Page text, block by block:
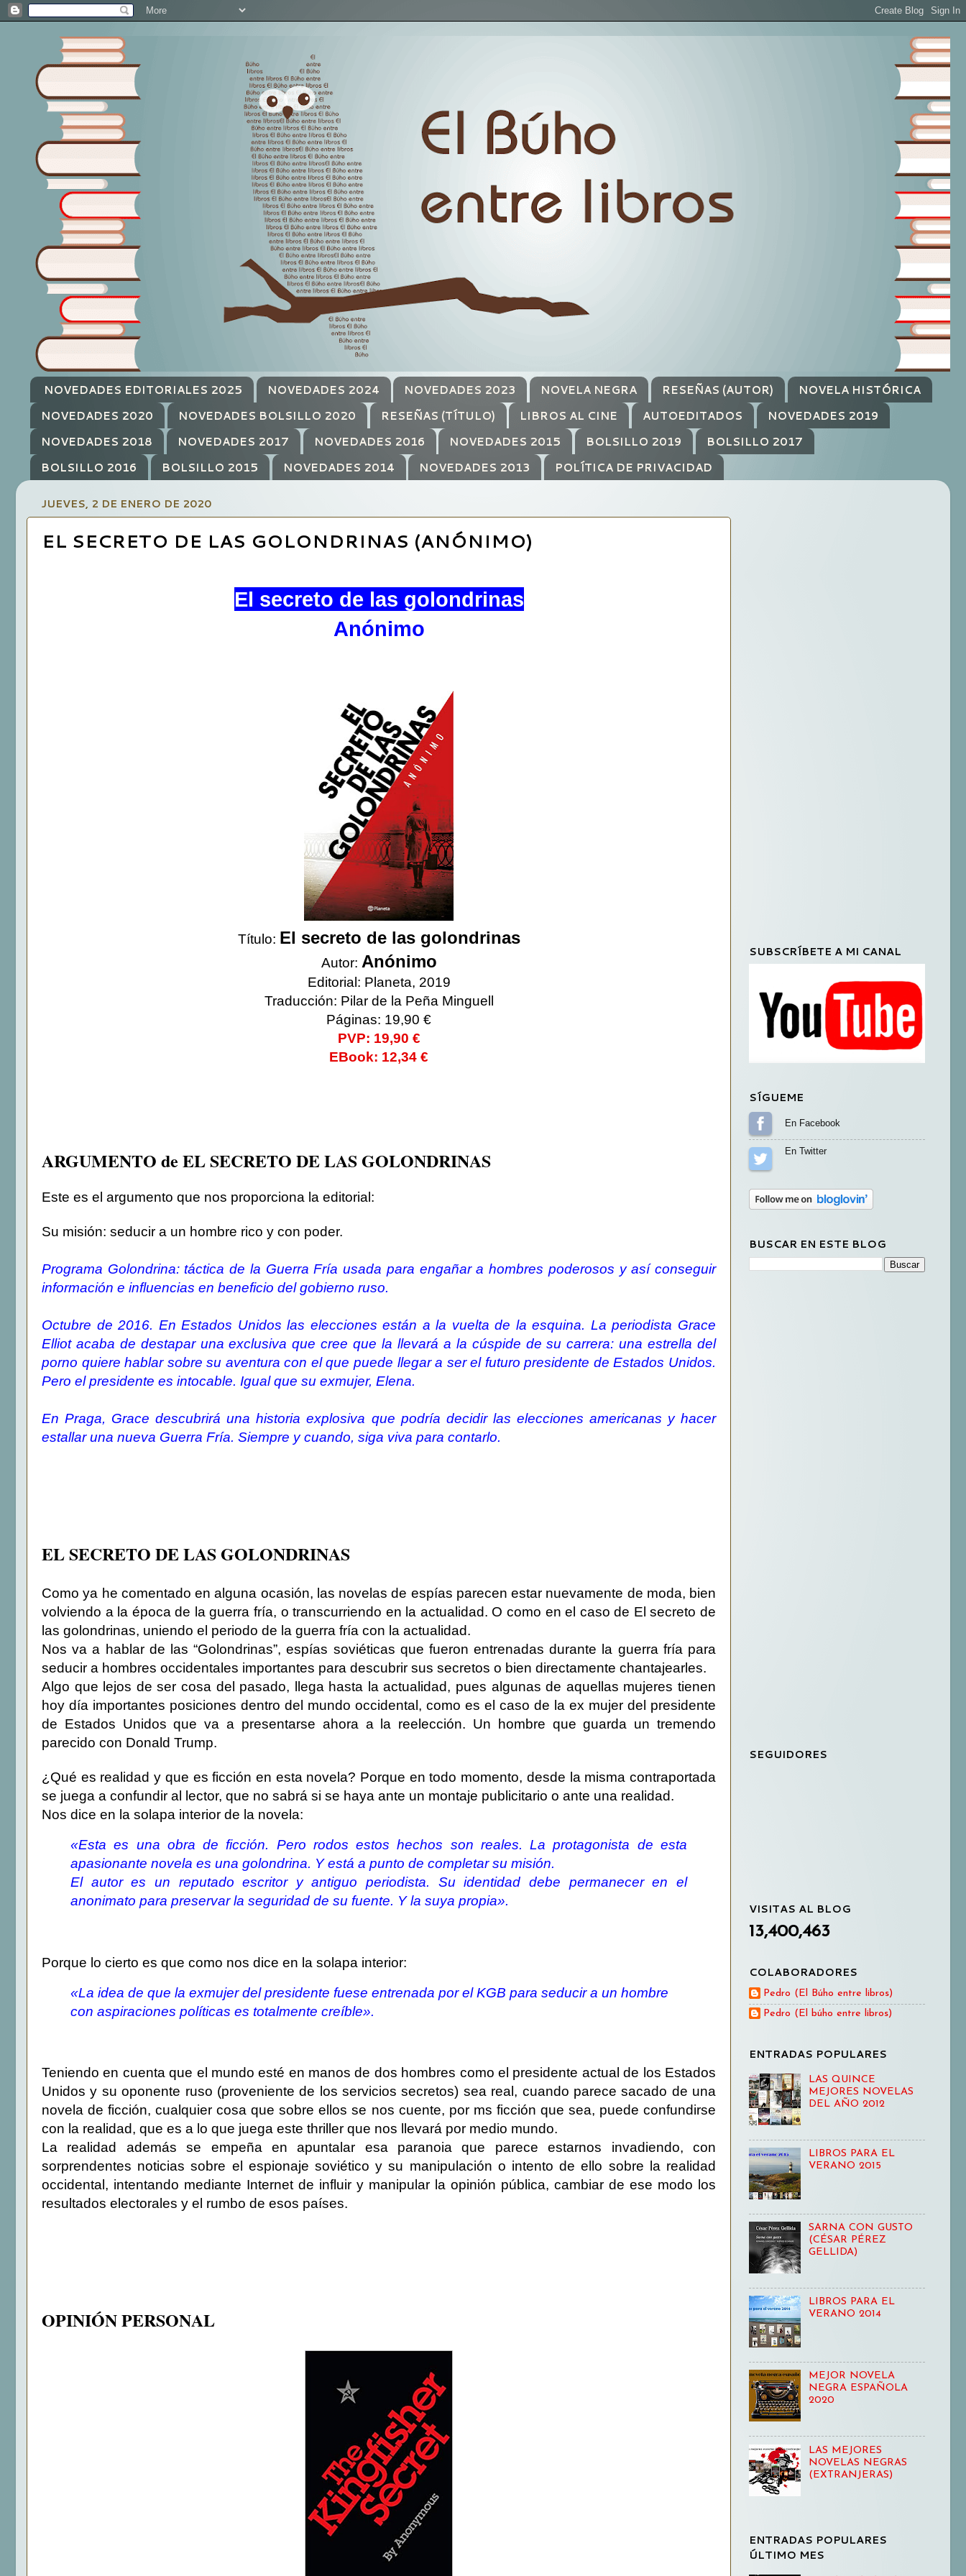
NOVEDADES EDITORIALES 2025 NOVEDADES 2024 NOVEDADES 2023 NOVELA NEGRA RESEÑAS (AUTOR)
NOVELA HISTÓRICA
NOVEDADES 2020
NOVEDADES BOLSILLO 2020 RESEÑAS (TÍTULO) LIBROS AL CINE AUTOEDITADOS
NOVEDADES 2019
NOVEDADES 2018
NOVEDADES 2017 NOVEDADES 2016 NOVEDADES 2015 BOLSILLO 2019
BOLSILLO 2017
BOLSILLO 2016
BOLSILLO 2015 NOVEDADES 2014 NOVEDADES 2013 POLÍTICA DE PRIVACIDAD
JUEVES, 2 DE ENERO DE 2020
EL SECRETO DE LAS GOLONDRINAS (ANÓNIMO)
El secreto de las golondrinas
Anónimo
Título: El secreto de las golondrinas
Autor: Anónimo
Editorial: Planeta, 2019
Traducción: Pilar de la Peña Minguell
Páginas: 19,90 €
PVP: 19,90 €
EBook: 12,34 €
ARGUMENTO de EL SECRETO DE LAS GOLONDRINAS
Este es el argumento que nos proporciona la editorial:
Su misión: seducir a un hombre rico y con poder.
Programa Golondrina: táctica de la Guerra Fría usada para engañar a hombres poderosos y así conseguir
información e influencias en beneficio del gobierno ruso.
Octubre de 2016. En Estados Unidos las elecciones están a la vuelta de la esquina. La periodista Grace
Elliot acaba de destapar una exclusiva que cree que la llevará a la cúspide de su carrera: una estrella del
porno quiere hablar sobre su aventura con el que puede llegar a ser el futuro presidente de Estados Unidos.
Pero el presidente es intocable. Igual que su exmujer, Elena.
En Praga, Grace descubrirá una historia explosiva que podría decidir las elecciones americanas y hacer
estallar una nueva Guerra Fría. Siempre y cuando, siga viva para contarlo.
EL SECRETO DE LAS GOLONDRINAS
Como ya he comentado en alguna ocasión, las novelas de espías parecen estar nuevamente de moda, bien
volviendo a la época de la guerra fría, o transcurriendo en la actualidad. O como en el caso de El secreto de
las golondrinas, uniendo el periodo de la guerra fría con la actualidad.
Nos va a hablar de las “Golondrinas”, espías soviéticas que fueron entrenadas durante la guerra fría para
seducir a hombres occidentales importantes para descubrir sus secretos o bien directamente chantajearles.
Algo que lejos de ser cosa del pasado, llega hasta la actualidad, pues algunas de aquellas mujeres tienen
hoy día importantes posiciones dentro del mundo occidental, como es el caso de la ex mujer del presidente
de Estados Unidos que va a presentarse ahora a la reelección. Un hombre que guarda un tremendo
parecido con Donald Trump.
¿Qué es realidad y que es ficción en esta novela? Porque en todo momento, desde la misma contraportada
se juega a confundir al lector, que no sabrá si se haya ante un montaje publicitario o ante una realidad.
Nos dice en la solapa interior de la novela:
«Esta es una obra de ficción. Pero rodos estos hechos son reales. La protagonista de esta
apasionante novela es una golondrina. Y está a punto de completar su misión.
El autor es un reputado escritor y antiguo periodista. Su identidad debe permanecer en el
anonimato para preservar la seguridad de su fuente. Y la suya propia».
Porque lo cierto es que como nos dice en la solapa interior:
«La idea de que la exmujer del presidente fuese entrenada por el KGB para seducir a un hombre
con aspiraciones políticas es totalmente creíble».
Teniendo en cuenta que el mundo esté en manos de dos hombres como el presidente actual de los Estados
Unidos y su oponente ruso (proveniente de los servicios secretos) sea real, cuando parece sacado de una
novela de ficción, cualquier cosa que sobre ellos se nos cuente, por ms ficción que sea, puede confundirse
con la realidad, que es a lo que juega este thriller que nos llevará por medio mundo.
La realidad además se empeña en apuntalar esa paranoia que parece estarnos invadiendo, con
sorprendentes noticias sobre el espionaje soviético y su manipulación o intento de ello sobre la realidad
occidental, intentando mediante Internet de influir y manipular la opinión pública, cambiar de ese modo los
resultados electorales y el rumbo de esos países.
OPINIÓN PERSONAL
SUBSCRÍBETE A MI CANAL
SÍGUEME
Sígueme en Facebook
BUSCAR EN ESTE BLOG
SEGUIDORES
VISITAS AL BLOG
13,400,463
COLABORADORES
Pedro (El Búho entre libros)
Pedro (El búho entre libros)
ENTRADAS POPULARES
LAS QUINCE
MEJORES NOVELAS
DEL AÑO 2012
LIBROS PARA EL
VERANO 2015
SARNA CON GUSTO
(CÉSAR PÉREZ
GELLIDA)
LIBROS PARA EL
VERANO 2014
MEJOR NOVELA
NEGRA ESPAÑOLA
2020
LAS MEJORES
NOVELAS NEGRAS
(EXTRANJERAS)
ENTRADAS POPULARES
ÚLTIMO MES